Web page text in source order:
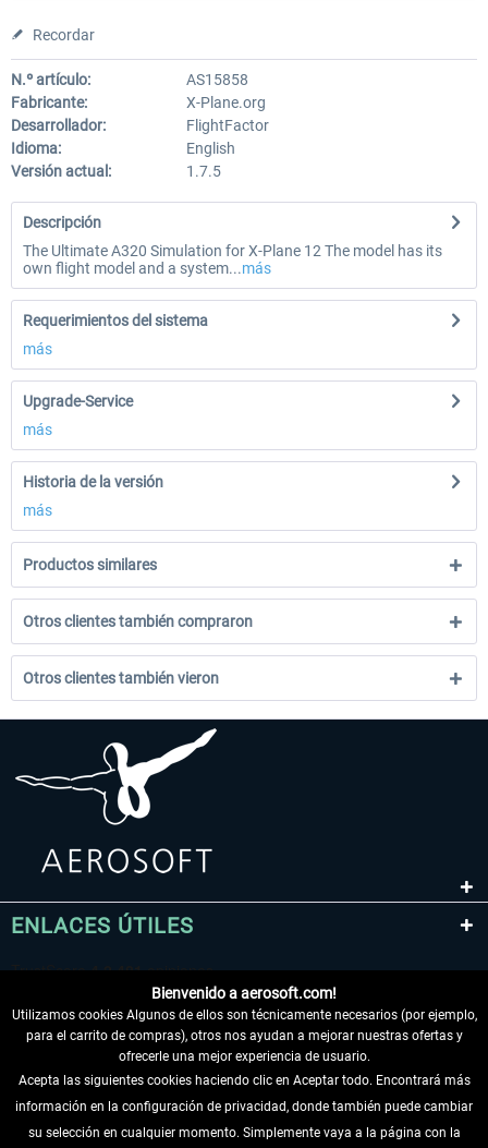
Recordar
N.º artículo:
AS15858
Fabricante:
X-Plane.org
Desarrollador:
FlightFactor
Idioma:
English
Versión actual:
1.7.5
Descripción
The Ultimate A320 Simulation for X-Plane 12 The model has its
own flight model and a system...más
Requerimientos del sistema
más
Upgrade-Service
más
Historia de la versión
más
Productos similares
Otros clientes también compraron
Otros clientes también vieron
ENLACES ÚTILES
DESISTIR DEL CONTRATO
Bienvenido a aerosoft.com!
Utilizamos cookies Algunos de ellos son técnicamente necesarios (por ejemplo,
para el carrito de compras), otros nos ayudan a mejorar nuestras ofertas y
ofrecerle una mejor experiencia de usuario.
Acepta las siguientes cookies haciendo clic en Aceptar todo. Encontrará más
información en la configuración de privacidad, donde también puede cambiar
su selección en cualquier momento. Simplemente vaya a la página con la